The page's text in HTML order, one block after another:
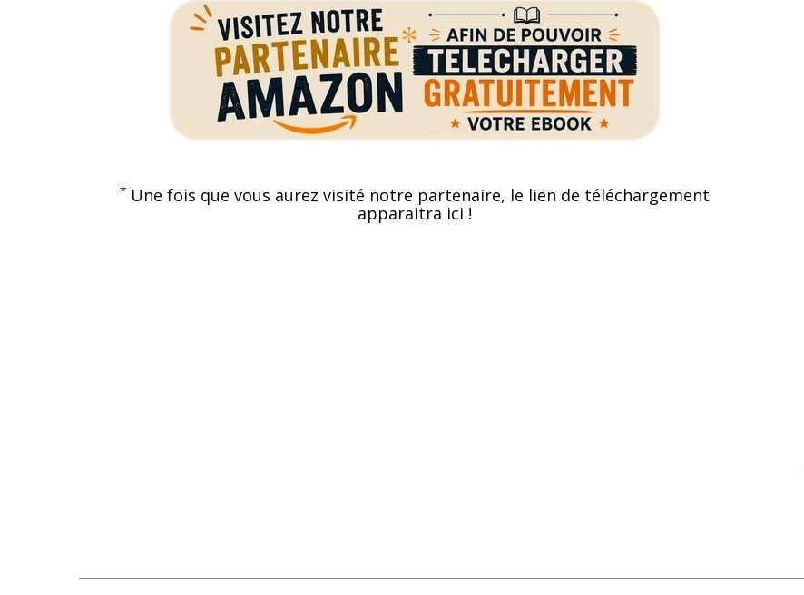
* Une fois que vous aurez visité notre partenaire, le lien de téléchargement
apparaitra ici !